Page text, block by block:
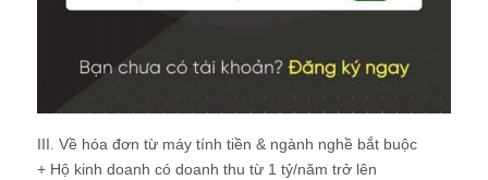
III. Về hóa đơn từ máy tính tiền & ngành nghề bắt buộc
+ Hộ kinh doanh có doanh thu từ 1 tỷ/năm trở lên